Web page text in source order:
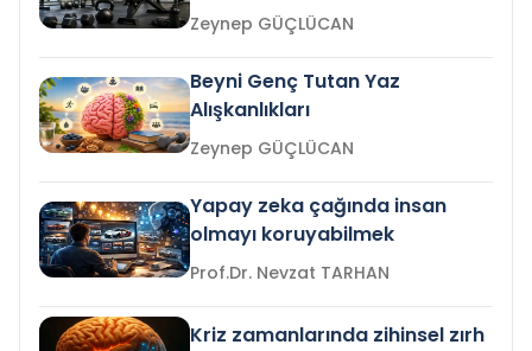
Zeynep GÜÇLÜCAN
Beyni Genç Tutan Yaz
Alışkanlıkları
Zeynep GÜÇLÜCAN
Yapay zeka çağında insan
olmayı koruyabilmek
Prof.Dr. Nevzat TARHAN
Kriz zamanlarında zihinsel zırh